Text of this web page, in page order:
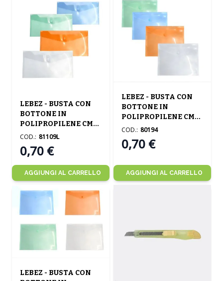
LEBEZ - BUSTA CON
BOTTONE IN
POLIPROPILENE CM
24X12 ASSORTITA
0,70 €
COD.: 81109L
AGGIUNGI AL CARRELLO
LEBEZ - BUSTA CON
BOTTONE IN
POLIPROPILENE CM
24X18.5 ASSORTITA
0,70 €
COD.: 80194
AGGIUNGI AL CARRELLO
LEBEZ - BUSTA CON